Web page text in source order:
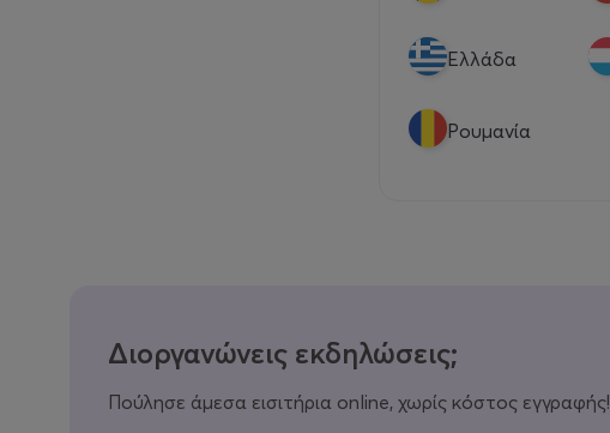
Eλλάδα
Ρουμανία
Διοργανώνεις εκδηλώσεις;
Πούλησε άμεσα εισιτήρια online, χωρίς κόστος εγγραφής!